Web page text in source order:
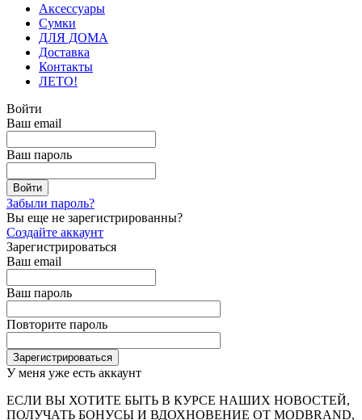
Аксессуары
Сумки
ДЛЯ ДОМА
Доставка
Контакты
ЛЕТО!
Войти
Ваш email
Ваш пароль
Забыли пароль?
Вы еще не зарегистрированны?
Создайте аккаунт
Зарегистрироваться
Ваш email
Ваш пароль
Повторите пароль
У меня уже есть аккаунт
ЕСЛИ ВЫ ХОТИТЕ БЫТЬ В КУРСЕ НАШИХ НОВОСТЕЙ,
ПОЛУЧАТЬ БОНУСЫ И ВДОХНОВЕНИЕ ОТ MODBRAND,